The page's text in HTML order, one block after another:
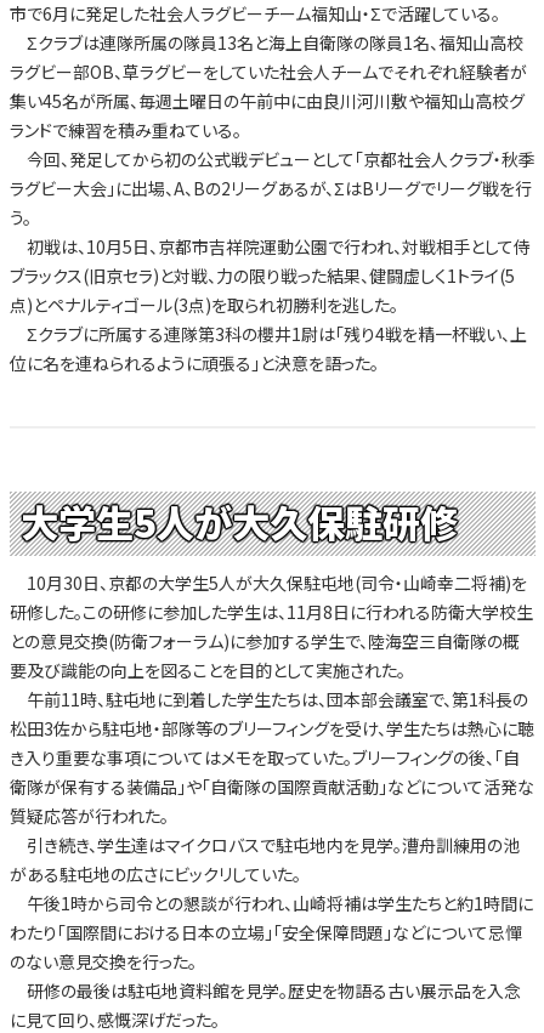
市で6月に発足した社会人ラグビーチーム福知山・Σで活躍している。
Σクラブは連隊所属の隊員13名と海上自衛隊の隊員1名、福知山高校
ラグビー部OB、草ラグビーをしていた社会人チームでそれぞれ経験者が
集い45名が所属、毎週土曜日の午前中に由良川河川敷や福知山高校グ
ランドで練習を積み重ねている。
今回、発足してから初の公式戦デビューとして「京都社会人クラブ・秋季
ラグビー大会」に出場、A、Bの2リーグあるが、ΣはBリーグでリーグ戦を行
う。
初戦は、10月5日、京都市吉祥院運動公園で行われ、対戦相手として侍
ブラックス(旧京セラ)と対戦、力の限り戦った結果、健闘虚しく1トライ(5
点)とペナルティゴール(3点)を取られ初勝利を逃した。
Σクラブに所属する連隊第3科の櫻井1尉は「残り4戦を精一杯戦い、上
位に名を連ねられるように頑張る」と決意を語った。
大学生5人が大久保駐研修
10月30日、京都の大学生5人が大久保駐屯地(司令・山崎幸二将補)を
研修した。この研修に参加した学生は、11月8日に行われる防衛大学校生
との意見交換(防衛フォーラム)に参加する学生で、陸海空三自衛隊の概
要及び識能の向上を図ることを目的として実施された。
午前11時、駐屯地に到着した学生たちは、団本部会議室で、第1科長の
松田3佐から駐屯地・部隊等のブリーフィングを受け、学生たちは熱心に聴
き入り重要な事項についてはメモを取っていた。ブリーフィングの後、「自
衛隊が保有する装備品」や「自衛隊の国際貢献活動」などについて活発な
質疑応答が行われた。
引き続き、学生達はマイクロバスで駐屯地内を見学。漕舟訓練用の池
がある駐屯地の広さにビックリしていた。
午後1時から司令との懇談が行われ、山崎将補は学生たちと約1時間に
わたり「国際間における日本の立場」「安全保障問題」などについて忌憚
のない意見交換を行った。
研修の最後は駐屯地資料館を見学。歴史を物語る古い展示品を入念
に見て回り、感慨深げだった。